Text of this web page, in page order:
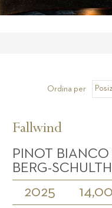
Ordina per
Fallwind
PINOT BIANCO
BERG-
2025